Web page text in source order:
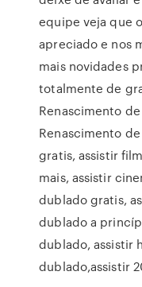
equipe veja que
apreciado e nos
mais novidades
totalmente de
Renascimento
Renascimento
gratis, assistir
mais, assistir
dublado gratis,
dublado a
dublado, assistir
dublado,assistir